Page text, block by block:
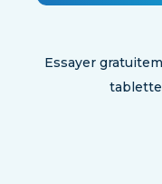
Essayer